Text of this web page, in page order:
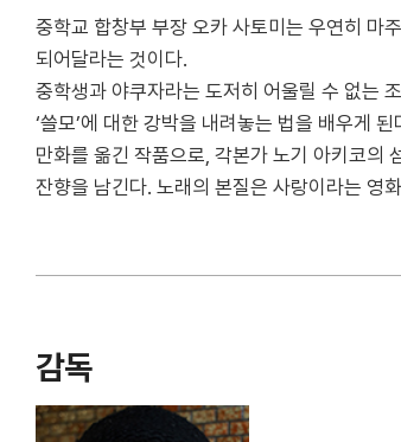
중학교 합창부 부장 오카 사토미는 우연히 마
되어달라는 것이다.
중학생과 야쿠자라는 도저히 어울릴 수 없는
‘쓸모’에 대한 강박을 내려놓는 법을 배우게
만화를 옮긴 작품으로, 각본가 노기 아키코의
잔향을 남긴다. 노래의 본질은 사랑이라는 영
감독